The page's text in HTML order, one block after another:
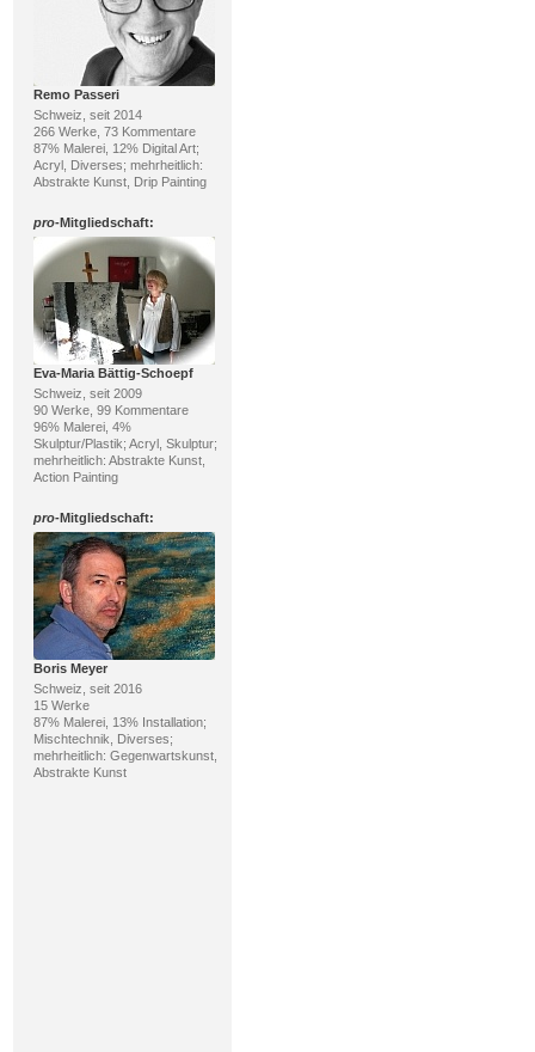
Remo Passeri
Schweiz, seit 2014
266 Werke, 73 Kommentare
87% Malerei, 12% Digital Art;
Acryl, Diverses; mehrheitlich:
Abstrakte Kunst, Drip Painting
pro-Mitgliedschaft:
Eva-Maria Bättig-Schoepf
Schweiz, seit 2009
90 Werke, 99 Kommentare
96% Malerei, 4%
Skulptur/Plastik; Acryl, Skulptur;
mehrheitlich: Abstrakte Kunst,
Action Painting
pro-Mitgliedschaft:
Boris Meyer
Schweiz, seit 2016
15 Werke
87% Malerei, 13% Installation;
Mischtechnik, Diverses;
mehrheitlich: Gegenwartskunst,
Abstrakte Kunst